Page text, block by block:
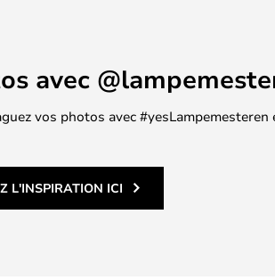
avec
vos photos avec
L'INSPIRATION ICI